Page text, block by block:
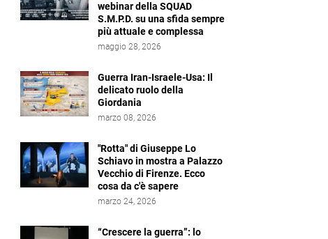
webinar della SQUAD
S.M.P.D. su una sfida sempre
più attuale e complessa
maggio 28, 2026
Guerra Iran-Israele-Usa: Il
delicato ruolo della
Giordania
marzo 08, 2026
"Rotta" di Giuseppe Lo
Schiavo in mostra a Palazzo
Vecchio di Firenze. Ecco
cosa da c'è sapere
marzo 24, 2026
“Crescere la guerra”: lo